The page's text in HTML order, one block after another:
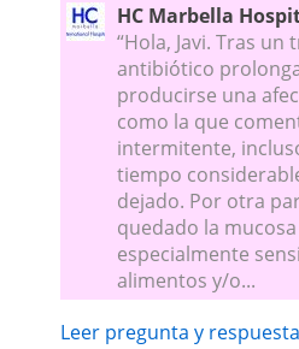
HC Marbella
“Hola, Javi. Tras
antibiótico
producirse una
como la que
intermitente,
tiempo
dejado. Por otra
quedado la
especialmente
alimentos y/o...
Leer pregunta y